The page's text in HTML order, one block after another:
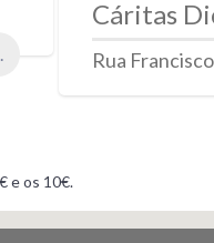
Cáritas
Rua
e os 10€.